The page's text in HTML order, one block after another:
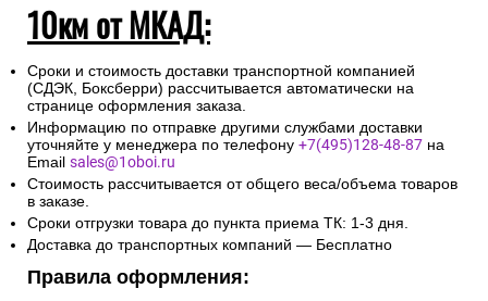
10км от МКАД:
Сроки и стоимость доставки транспортной компанией
(СДЭК, Боксберри) рассчитывается автоматически на
странице оформления заказа.
Информацию по отправке другими службами доставки
уточняйте у менеджера по телефону +7(495)128-48-87 на
Email sales@1oboi.ru
Стоимость рассчитывается от общего веса/объема товаров
в заказе.
Сроки отгрузки товара до пункта приема ТК: 1-3 дня.
Доставка до транспортных компаний — Бесплатно
Правила оформления: